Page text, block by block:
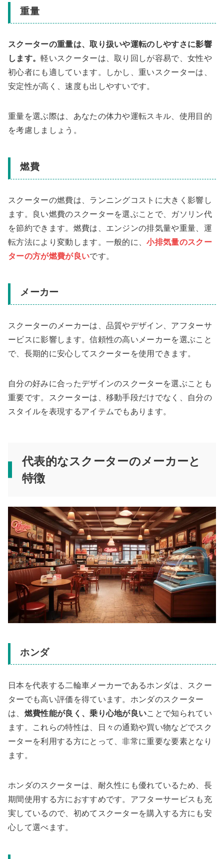
重量
スクーターの重量は、取り扱いや運転のしやすさに影響
します。軽いスクーターは、取り回しが容易で、女性や
初心者にも適しています。しかし、重いスクーターは、
安定性が高く、速度も出しやすいです。
重量を選ぶ際は、あなたの体力や運転スキル、使用目的
を考慮しましょう。
燃費
スクーターの燃費は、ランニングコストに大きく影響し
ます。良い燃費のスクーターを選ぶことで、ガソリン代
を節約できます。燃費は、エンジンの排気量や重量、運
転方法により変動します。一般的に、小排気量のスクー
ターの方が燃費が良いです。
メーカー
スクーターのメーカーは、品質やデザイン、アフターサ
ービスに影響します。信頼性の高いメーカーを選ぶこと
で、長期的に安心してスクーターを使用できます。
自分の好みに合ったデザインのスクーターを選ぶことも
重要です。スクーターは、移動手段だけでなく、自分の
スタイルを表現するアイテムでもあります。
代表的なスクーターのメーカーと
特徴
ホンダ
日本を代表する二輪車メーカーであるホンダは、スクー
ターでも高い評価を得ています。ホンダのスクーター
は、 燃費性能が良く、乗り心地が良いことで知られてい
ます。これらの特性は、日々の通勤や買い物などでスク
ーターを利用する方にとって、非常に重要な要素となり
ます。
ホンダのスクーターは、耐久性にも優れているため、長
期間使用する方におすすめです。アフターサービスも充
実しているので、初めてスクーターを購入する方にも安
心して選べます。